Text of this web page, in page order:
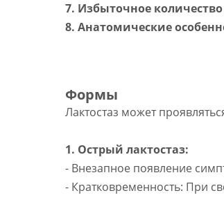
7. Избыточное
8. Анатомические
Формы
Лактостаз может
1. Острый лактостаз:
- Внезапное появление
- Кратковременность: При